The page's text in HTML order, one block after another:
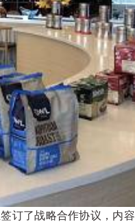
订了战略合作协议，内容